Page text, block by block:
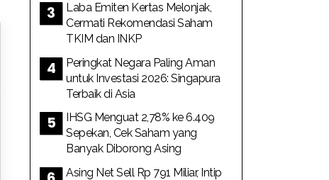
Laba Emiten Kertas Melonjak,
Cermati Rekomendasi Saham
TKIM dan INKP
Peringkat Negara Paling Aman
untuk Investasi 2026: Singapura
Terbaik di Asia
IHSG Menguat 2,78% ke 6.409
Sepekan, Cek Saham yang
Banyak Diborong Asing
Asing Net Sell Rp 791 Miliar, Intip